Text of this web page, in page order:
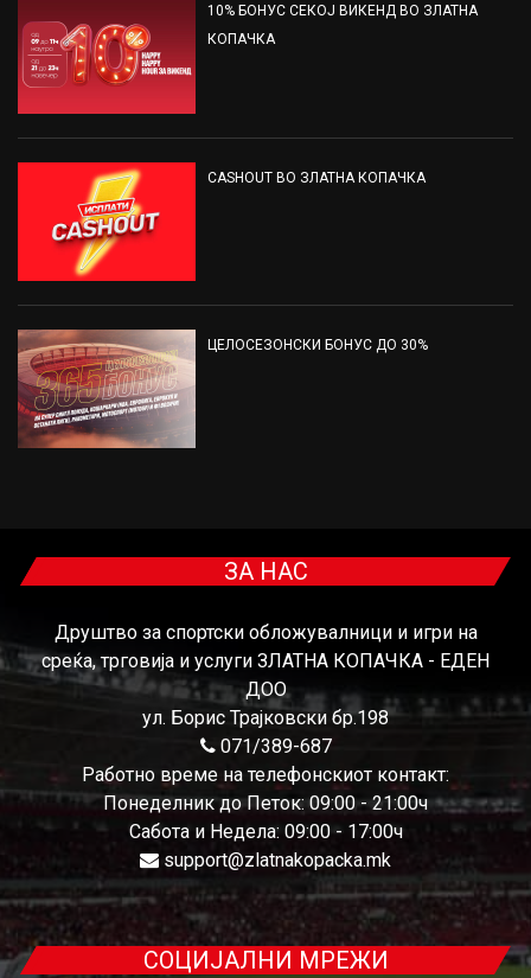
10% БОНУС СЕКОЈ ВИКЕНД ВО ЗЛАТНА
КОПАЧКА
CASHOUT ВО ЗЛАТНА КОПАЧКА
ЦЕЛОСЕЗОНСКИ БОНУС ДО 30%
ЗА НАС
Друштво за спортски обложувалници и игри на
среќа, трговија и услуги ЗЛАТНА КОПАЧКА - ЕДЕН
ДОО
ул. Борис Трајковски бр.198
071/389-687
Работно време на телефонскиот контакт:
Понеделник до Петок: 09:00 - 21:00ч
Сабота и Недела: 09:00 - 17:00ч
support@zlatnakopacka.mk
СОЦИЈАЛНИ МРЕЖИ